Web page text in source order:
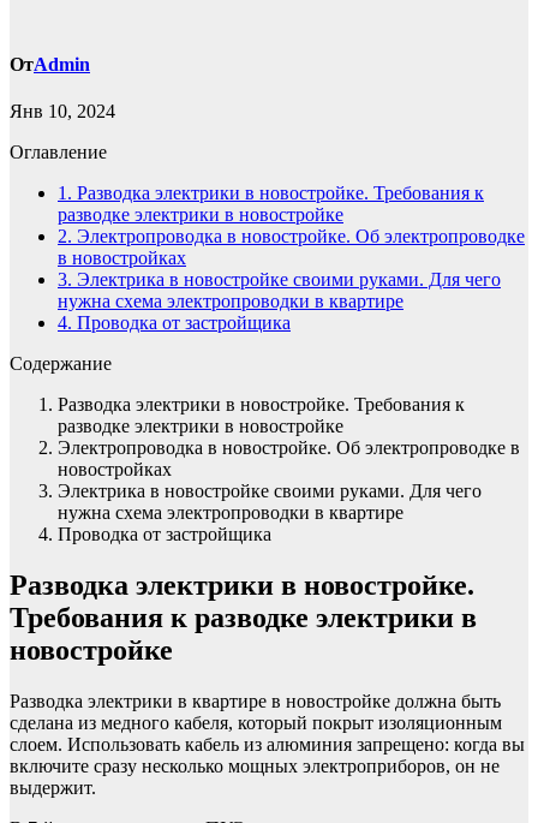
ОтAdmin
Янв 10, 2024
Оглавление
1. Разводка электрики в новостройке. Требования к
разводке электрики в новостройке
2. Электропроводка в новостройке. Об электропроводке
в новостройках
3. Электрика в новостройке своими руками. Для чего
нужна схема электропроводки в квартире
4. Проводка от застройщика
Содержание
Разводка электрики в новостройке. Требования к
разводке электрики в новостройке
Электропроводка в новостройке. Об электропроводке в
новостройках
Электрика в новостройке своими руками. Для чего
нужна схема электропроводки в квартире
Проводка от застройщика
Разводка электрики в новостройке.
Требования к разводке электрики в
новостройке
Разводка электрики в квартире в новостройке должна быть
сделана из медного кабеля, который покрыт изоляционным
слоем. Использовать кабель из алюминия запрещено: когда вы
включите сразу несколько мощных электроприборов, он не
выдержит.